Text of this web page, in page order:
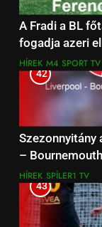
A Fradi a BL
fogadja azeri
HÍREK M4 SPORT TV
42
Szezonnyitány
–
HÍREK SPÍLER1 TV
43